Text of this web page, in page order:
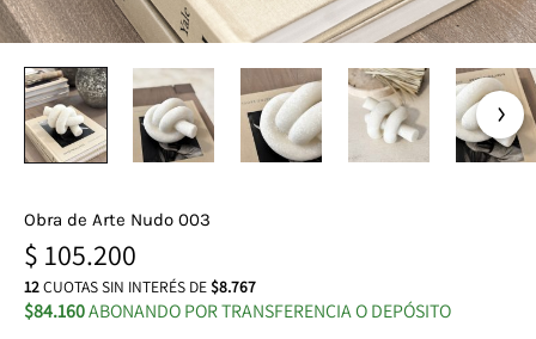
Obra de Arte Nudo 003
$ 105.200
12CUOTAS SIN INTERÉS DE$8.767
$84.160ABONANDO POR TRANSFERENCIA O DEPÓSITO